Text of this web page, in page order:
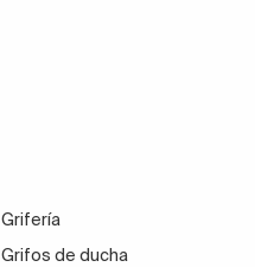
Grifería
Grifos de ducha